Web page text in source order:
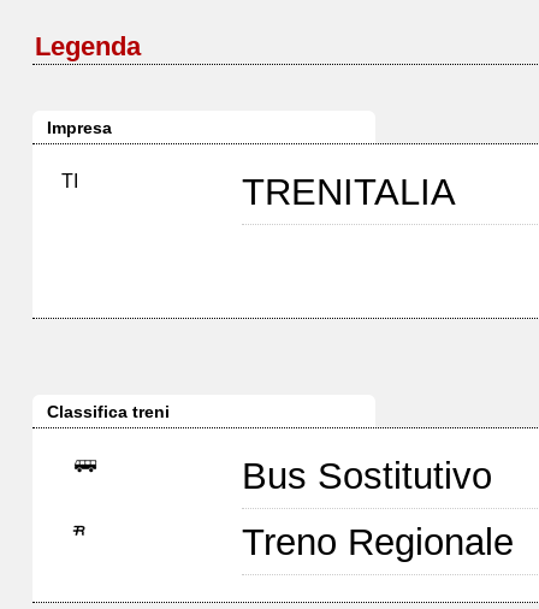
Legenda
Impresa
TI TRENITALIA
Classifica treni
Bus Sostitutivo
Treno Regionale